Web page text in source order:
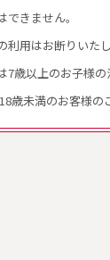
きません。
用はお断りいたし
7歳以上のお子様の
歳未満のお客様の